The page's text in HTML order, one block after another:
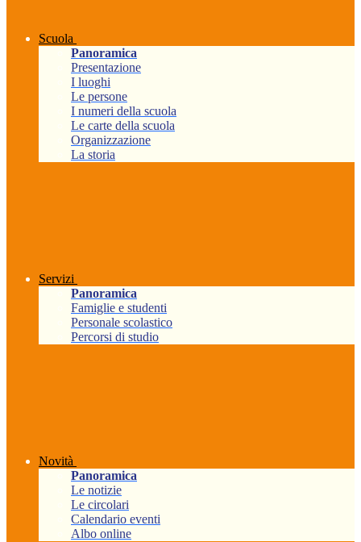
Scuola
Panoramica
Presentazione
I luoghi
Le persone
I numeri della scuola
Le carte della scuola
Organizzazione
La storia
Servizi
Panoramica
Famiglie e studenti
Personale scolastico
Percorsi di studio
Novità
Panoramica
Le notizie
Le circolari
Calendario eventi
Albo online